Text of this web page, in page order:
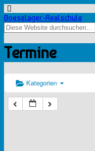
Boeselager-Realschule
Termine
Kategorien